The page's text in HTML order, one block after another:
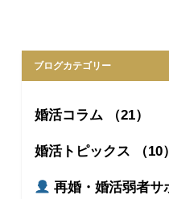
ブログカテゴリー
婚活コラム （21）
婚活トピックス （10）
再婚・婚活弱者サ